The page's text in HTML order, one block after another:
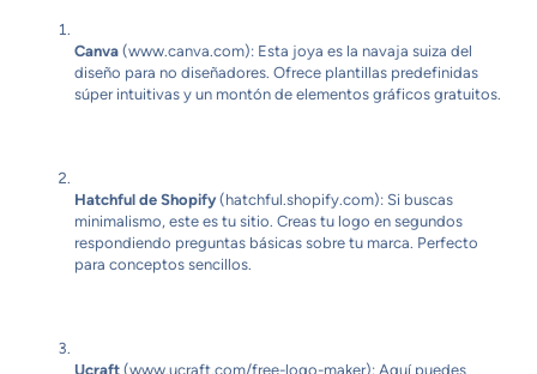
Canva (www.canva.com): Esta joya es la navaja suiza del
diseño para no diseñadores. Ofrece plantillas predefinidas
súper intuitivas y un montón de elementos gráficos gratuitos.
Hatchful de Shopify(hatchful.shopify.com): Si buscas
minimalismo, este es tu sitio. Creas tu logo en segundos
respondiendo preguntas básicas sobre tu marca. Perfecto
para conceptos sencillos.
Ucraft (www.ucraft.com/free-logo-maker): Aquí puedes